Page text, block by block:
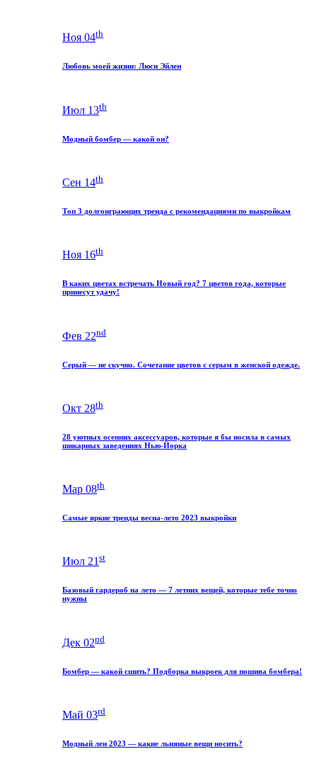
Ноя 04th
Любовь моей жизни: Люси Эйлен
Июл 13th
Модный бомбер — какой он?
Сен 14th
Топ 3 долгоиграющих тренда с рекомендациями по выкройкам
Ноя 16th
В каких цветах встречать Новый год? 7 цветов года, которые
принесут удачу!
Фев 22nd
Серый — не скучно. Сочетание цветов с серым в женской одежде.
Окт 28th
28 уютных осенних аксессуаров, которые я бы носила в самых
шикарных заведениях Нью-Йорка
Мар 08th
Самые яркие тренды весна-лето 2023 выкройки
Июл 21 st
Базовый гардероб на лето — 7 летних вещей, которые тебе точно
нужны
Дек 02nd
Бомбер — какой сшить? Подборка выкроек для пошива бомбера!
Май 03rd
Модный лен 2023 — какие льняные вещи носить?